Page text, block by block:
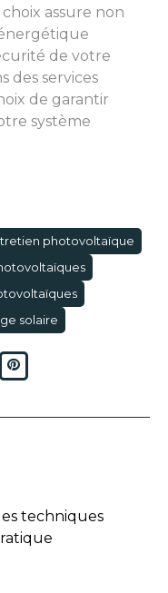
assure non
de votre
des services
de garantir
système
photovoltaïque
solaire
Pinterest
techniques